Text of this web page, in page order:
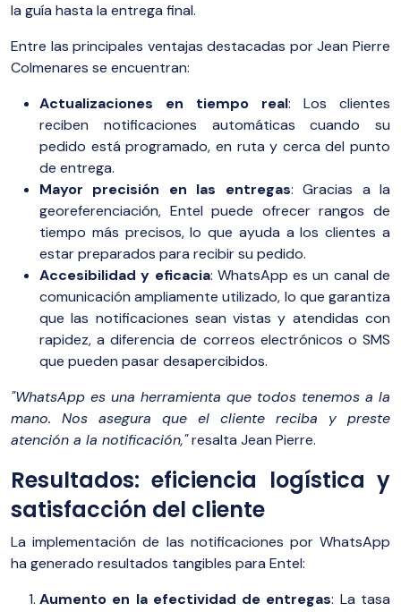
la guía hasta la entrega final.
Entre las principales ventajas destacadas por Jean Pierre
Colmenares se encuentran:
Actualizaciones en tiempo real: Los clientes
reciben notificaciones automáticas cuando su
pedido está programado, en ruta y cerca del punto
de entrega.
Mayor precisión en las entregas: Gracias a la
georeferenciación, Entel puede ofrecer rangos de
tiempo más precisos, lo que ayuda a los clientes a
estar preparados para recibir su pedido.
Accesibilidad y eficacia: WhatsApp es un canal de
comunicación ampliamente utilizado, lo que garantiza
que las notificaciones sean vistas y atendidas con
rapidez, a diferencia de correos electrónicos o SMS
que pueden pasar desapercibidos.
"WhatsApp es una herramienta que todos tenemos a la
mano. Nos asegura que el cliente reciba y preste
atención a la notificación,"resalta Jean Pierre.
Resultados: eficiencia logística y
satisfacción del cliente
La implementación de las notificaciones por WhatsApp
ha generado resultados tangibles para Entel:
Aumento en la efectividad de entregas: La tasa